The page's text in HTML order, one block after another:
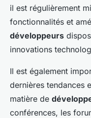
il est régulièrement
fonctionnalités et
développeurs
innovations
Il est également
dernières tendances
matière de
conférences, les